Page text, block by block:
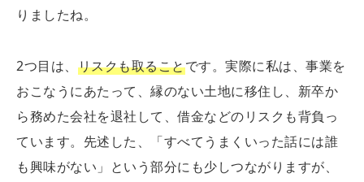
りましたね。
2つ目は、 リスクも取ることです。実際に私は、事業を
おこなうにあたって、縁のない土地に移住し、新卒か
ら務めた会社を退社して、借金などのリスクも背負っ
ています。先述した、「すべてうまくいった話には誰
も興味がない」という部分にも少しつながりますが、